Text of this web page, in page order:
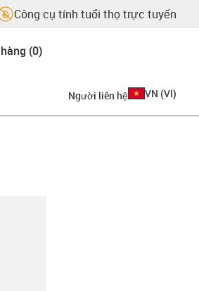
Công cụ tính tuổi thọ trực tuyến
(0)
Người liên hệ VN (VI)